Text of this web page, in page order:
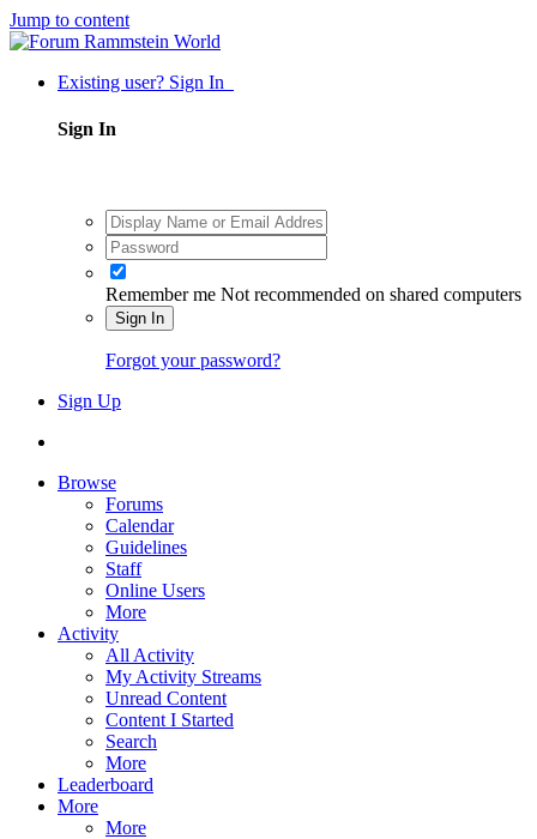
Jump to content
Existing user? Sign In
Sign In
Remember me Not recommended on shared computers
Sign In
Forgot your password?
Sign Up
Browse
Forums
Calendar
Guidelines
Staff
Online Users
More
Activity
All Activity
My Activity Streams
Unread Content
Content I Started
Search
More
Leaderboard
More
More